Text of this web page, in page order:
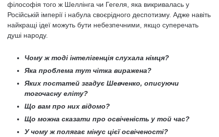
філософія того ж Шеллінга чи Гегеля, яка викривалась у
Російській імперії і набула своєрідного деспотизму. Адже навіть
найкращі ідеї можуть бути небезпечними, якщо суперечать
душі народу.
Чому ж тоді інтелігенція слухала німця?
Яка проблема тут чітка виражена?
Яких постатей згадує Шевченко, описуючи
тогочасну еліту?
Що вам про них відомо?
Що можна сказати про освіченість у той час?
У чому ж полягає мінус цієї освіченості?